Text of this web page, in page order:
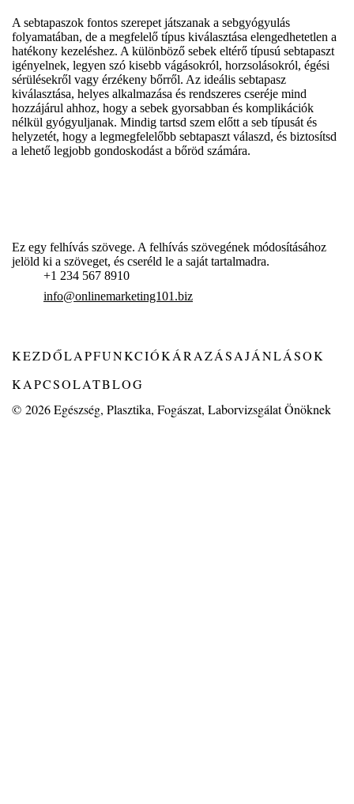
A sebtapaszok fontos szerepet játszanak a sebgyógyulás
folyamatában, de a megfelelő típus kiválasztása elengedhetetlen a
hatékony kezeléshez. A különböző sebek eltérő típusú sebtapaszt
igényelnek, legyen szó kisebb vágásokról, horzsolásokról, égési
sérülésekről vagy érzékeny bőrről. Az ideális sebtapasz
kiválasztása, helyes alkalmazása és rendszeres cseréje mind
hozzájárul ahhoz, hogy a sebek gyorsabban és komplikációk
nélkül gyógyuljanak. Mindig tartsd szem előtt a seb típusát és
helyzetét, hogy a legmegfelelőbb sebtapaszt válaszd, és biztosítsd
a lehető legjobb gondoskodást a bőröd számára.
Ez egy felhívás szövege. A felhívás szövegének módosításához
jelöld ki a szöveget, és cseréld le a saját tartalmadra.
+1 234 567 8910
info@onlinemarketing101.biz
KEZDŐLAPFUNKCIÓKÁRAZÁSAJÁNLÁSOK
KAPCSOLATBLOG
© 2026Egészség, Plasztika, Fogászat, Laborvizsgálat Önöknek